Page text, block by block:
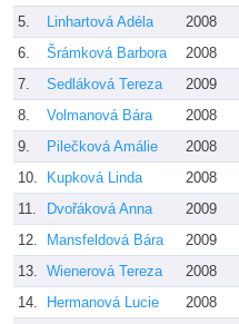
5.
Linhartová Adéla 2008
6.
Šrámková Barbora 2008
7.
Sedláková Tereza 2009
8.
Volmanová Bára 2008
9.
Pilečková Amálie 2008
10.
Kupková Linda 2008
11.
Dvořáková Anna 2009
12.
Mansfeldová Bára 2009
13. Wienerová Tereza 2008
14.
Hermanová Lucie 2008